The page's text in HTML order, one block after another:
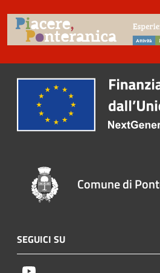
Comune di
SEGUICI SU